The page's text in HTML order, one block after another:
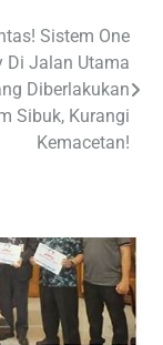
Sistem One
Di Jalan Utama
Diberlakukan
Sibuk, Kurangi
Kemacetan!